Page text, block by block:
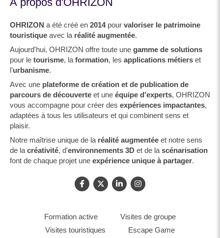
OHRIZON a été créé en 2014 pour valoriser le patrimoine
touristique avec la réalité augmentée.
Aujourd'hui, OHRIZON offre toute une gamme de solutions
pour le tourisme, la formation, les applications métiers et
l'urbanisme.
Avec une plateforme de création et de publication de
parcours de découverte et une équipe d'experts, OHRIZON
vous accompagne pour créer des expériences impactantes,
adaptées à tous les utilisateurs et qui combinent sens et
plaisir.
Notre maîtrise unique de la réalité augmentée et notre sens
de la créativité, d'environnements 3D et de la scénarisation
font de chaque projet une expérience unique à partager.
Formation active
Visites de groupe
Visites touristiques
Escape Game